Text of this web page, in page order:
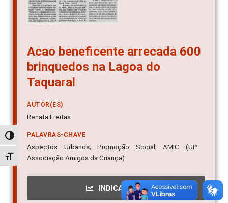
Alternar alto contraste
Alternar tamanho da fonte
Acao beneficente arrecada 600
brinquedos na Lagoa do
Taquaral
AUTOR(ES)
Renata Freitas
PALAVRAS-CHAVE
Aspectos Urbanos; Promoção Social; AMIC (UP
Associação Amigos da Criança)
INDICADORES